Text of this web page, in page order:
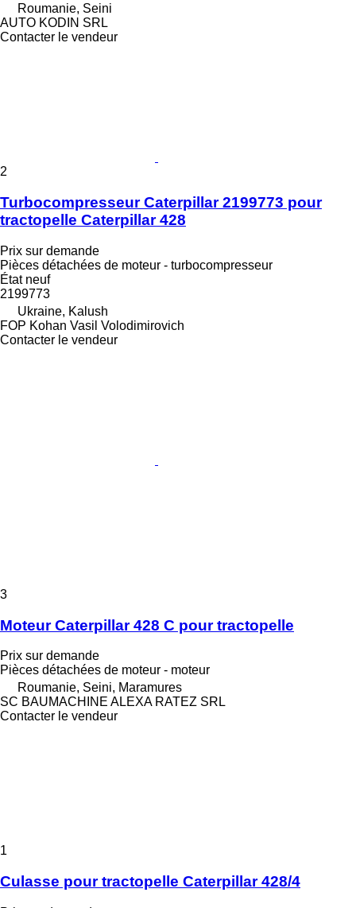
Roumanie, Seini
AUTO KODIN SRL
Contacter le vendeur
2
Turbocompresseur Caterpillar 2199773 pour
tractopelle Caterpillar 428
Prix sur demande
Pièces détachées de moteur - turbocompresseur
Étatneuf
2199773
Ukraine, Kalush
FOP Kohan Vasil Volodimirovich
Contacter le vendeur
3
Moteur Caterpillar 428 C pour tractopelle
Prix sur demande
Pièces détachées de moteur - moteur
Roumanie, Seini, Maramures
SC BAUMACHINE ALEXA RATEZ SRL
Contacter le vendeur
1
Culasse pour tractopelle Caterpillar 428/4